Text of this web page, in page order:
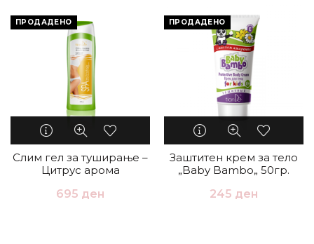
ПРОДАДЕНО
Слим гел за туширање –
Цитрус арома
695 ден
ПРОДАДЕНО
Заштитен крем за тело
„Baby Bambo„ 50гр.
245 ден